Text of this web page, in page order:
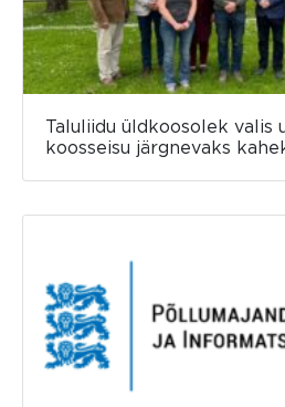
Taluliidu üldkoosolek valis
koosseisu järgnevaks